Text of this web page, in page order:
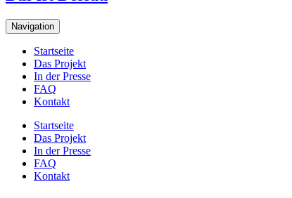
Navigation
Startseite
Das Projekt
In der Presse
FAQ
Kontakt
Startseite
Das Projekt
In der Presse
FAQ
Kontakt